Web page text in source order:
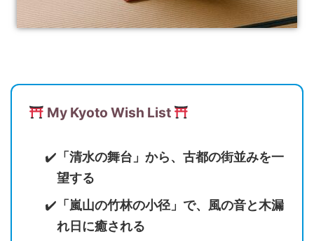
My Kyoto Wish List
「清水の舞台」から、古都の街並みを一
望する
「嵐山の竹林の小径」で、風の音と木漏
れ日に癒される